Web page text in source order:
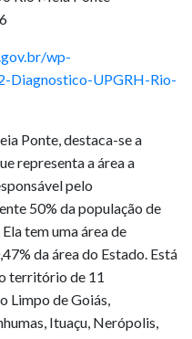
wp-
Diagnostico-UPGRH-Rio-
Ponte, destaca-se a
representa a área a
pelo
50% da população de
tem uma área de
da área do Estado. Está
território de 11
Limpo de Goiás,
Ituaçu, Nerópolis,